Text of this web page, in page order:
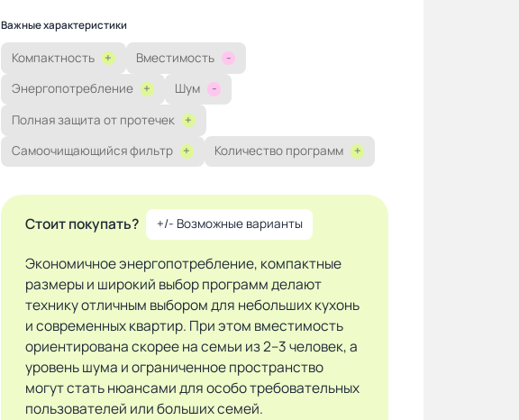
Важные характеристики
Компактность + Вместимость
-
Энергопотребление
+ Шум
-
Полная защита от протечек
+
Самоочищающийся фильтр
+ Количество программ +
Стоит покупать? +/- Возможные варианты
Экономичное энергопотребление, компактные
размеры и широкий выбор программ делают
технику отличным выбором для небольших кухонь
и современных квартир. При этом вместимость
ориентирована скорее на семьи из 2–3 человек, а
уровень шума и ограниченное пространство
могут стать нюансами для особо требовательных
пользователей или больших семей.